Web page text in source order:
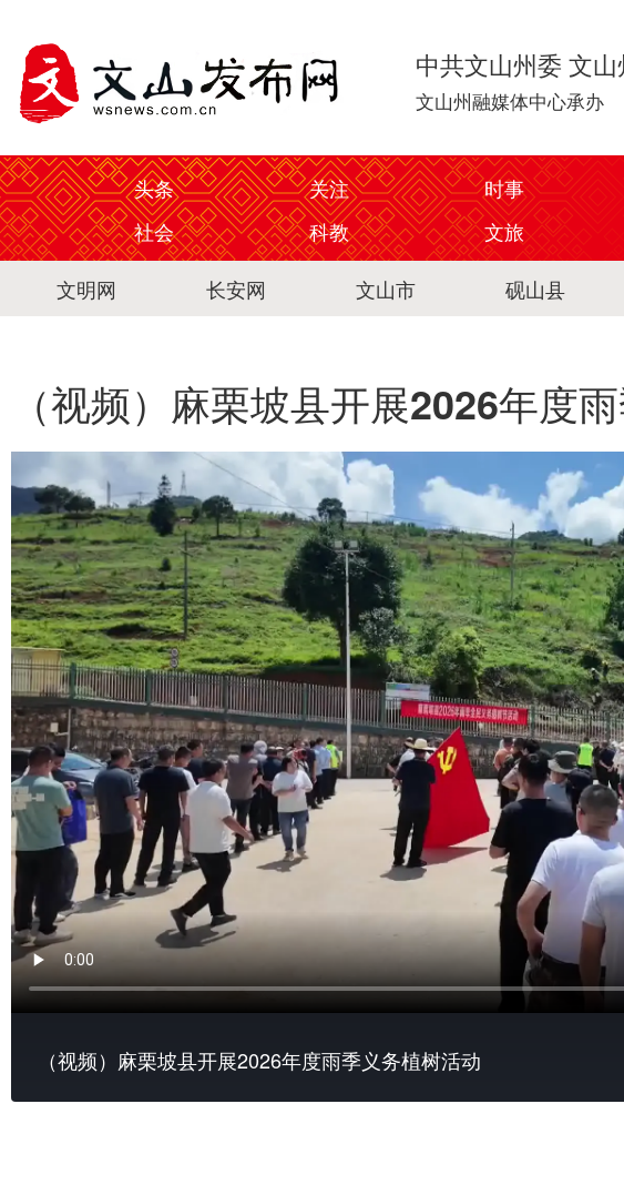
中共文山州委 文
文山州融媒体中心承办
头条
关注 时事
社会
科教 文旅
文明网
长安网 文山市 砚山县
（视频）麻栗坡县开展2026年度
（视频）麻栗坡县开展2026年度雨季义务植树活动